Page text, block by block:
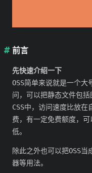
前言
先快速介绍一下
OSS简单来说就是一个
问，可以把静态文件包
CSS中，访问速度比放
费，有一定免费额度，
低。
除此之外也可以把OSS
器等用法。